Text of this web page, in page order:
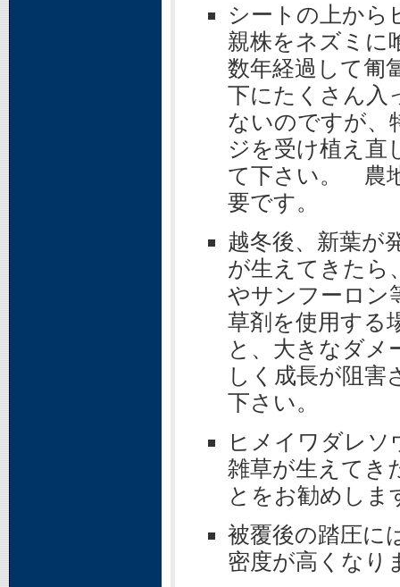
シートの上から
親株をネズミ
数年経過して匍
下にたくさん入
ないのですが
ジを受け植え直
て下さい。 農
要です。
越冬後、新葉が
が生えてきたら
やサンフーロン
草剤を使用する
と、大きなダメ
しく成長が阻害
下さい。
ヒメイワダレソ
雑草が生えてき
とをお勧めしま
被覆後の踏圧に
密度が高くなり